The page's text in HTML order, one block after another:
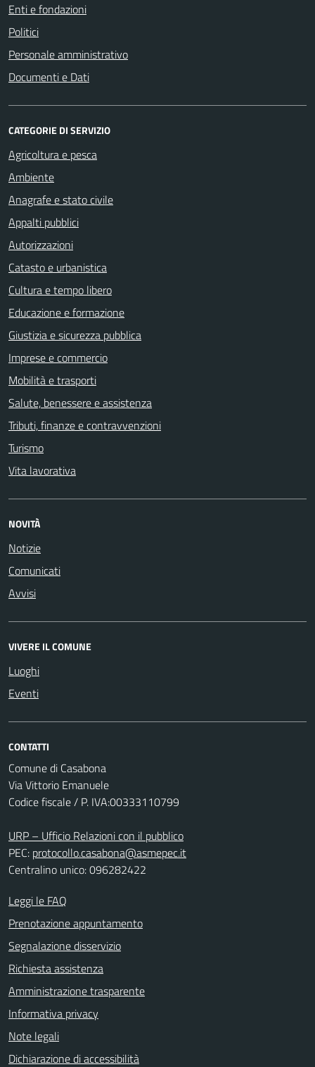
Enti e fondazioni
Politici
Personale amministrativo
Documenti e Dati
CATEGORIE DI SERVIZIO
Agricoltura e pesca
Ambiente
Anagrafe e stato civile
Appalti pubblici
Autorizzazioni
Catasto e urbanistica
Cultura e tempo libero
Educazione e formazione
Giustizia e sicurezza pubblica
Imprese e commercio
Mobilità e trasporti
Salute, benessere e assistenza
Tributi, finanze e contravvenzioni
Turismo
Vita lavorativa
NOVITÀ
Notizie
Comunicati
Avvisi
VIVERE IL COMUNE
Luoghi
Eventi
CONTATTI
Comune di Casabona
Via Vittorio Emanuele
Codice fiscale / P. IVA:00333110799
URP – Ufficio Relazioni con il pubblico
PEC: protocollo.casabona@asmepec.it
Centralino unico: 096282422
Leggi le FAQ
Prenotazione appuntamento
Segnalazione disservizio
Richiesta assistenza
Amministrazione trasparente
Informativa privacy
Note legali
Dichiarazione di accessibilità